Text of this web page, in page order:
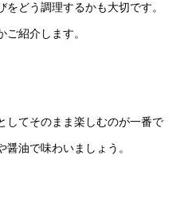
どう調理するかも大切です。
紹介します。
してそのまま楽しむのが一番で
油で味わいましょう。